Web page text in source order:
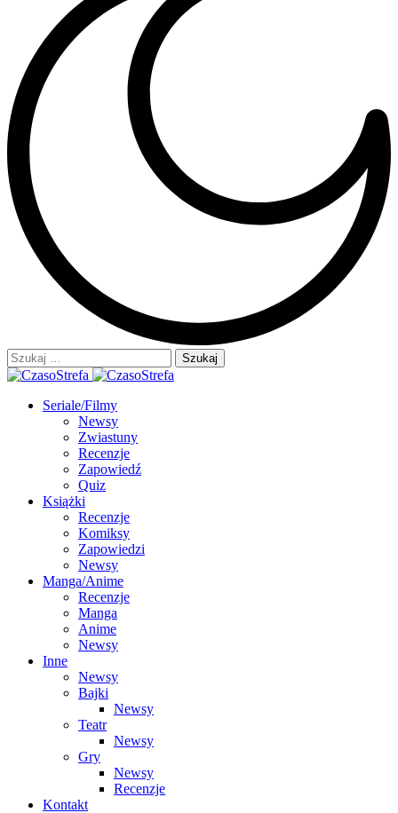
Szukaj:
Seriale/Filmy
Newsy
Zwiastuny
Recenzje
Zapowiedź
Quiz
Książki
Recenzje
Komiksy
Zapowiedzi
Newsy
Manga/Anime
Recenzje
Manga
Anime
Newsy
Inne
Newsy
Bajki
Newsy
Teatr
Newsy
Gry
Newsy
Recenzje
Kontakt